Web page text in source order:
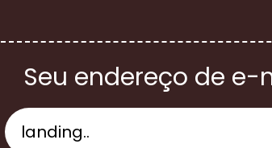
Seu endereço de